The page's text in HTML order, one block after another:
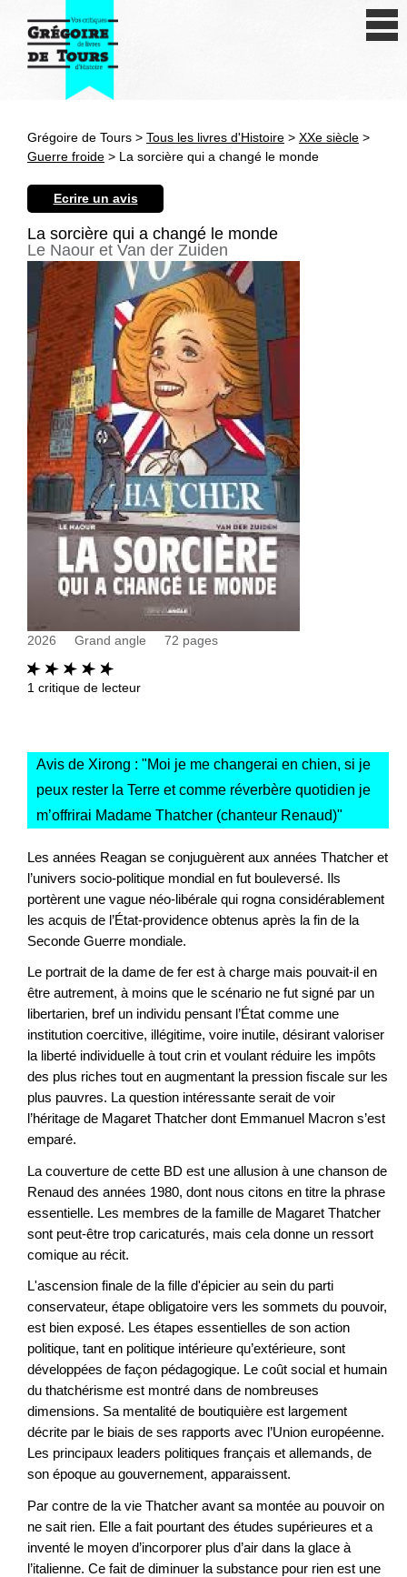
Antiquité
Epoque moderne
Révolution et XIXe siècle
XXe siècle
Autres civilisations
Thématiques
Grégoire de Tours > Tous les livres d'Histoire > XXe siècle >
Guerre froide > La sorcière qui a changé le monde
Ecrire un avis
La sorcière qui a changé le monde
Le Naour et Van der Zuiden
2026 Grand angle 72 pages
1 critique de lecteur
Avis de Xirong : "Moi je me changerai en chien, si je
peux rester la Terre et comme réverbère quotidien je
m’offrirai Madame Thatcher (chanteur Renaud)"
Les années Reagan se conjuguèrent aux années Thatcher et
l’univers socio-politique mondial en fut bouleversé. Ils
portèrent une vague néo-libérale qui rogna considérablement
les acquis de l’État-providence obtenus après la fin de la
Seconde Guerre mondiale.
Le portrait de la dame de fer est à charge mais pouvait-il en
être autrement, à moins que le scénario ne fut signé par un
libertarien, bref un individu pensant l’État comme une
institution coercitive, illégitime, voire inutile, désirant valoriser
la liberté individuelle à tout crin et voulant réduire les impôts
des plus riches tout en augmentant la pression fiscale sur les
plus pauvres. La question intéressante serait de voir
l’héritage de Magaret Thatcher dont Emmanuel Macron s’est
emparé.
La couverture de cette BD est une allusion à une chanson de
Renaud des années 1980, dont nous citons en titre la phrase
essentielle. Les membres de la famille de Magaret Thatcher
sont peut-être trop caricaturés, mais cela donne un ressort
comique au récit.
L'ascension finale de la fille d'épicier au sein du parti
conservateur, étape obligatoire vers les sommets du pouvoir,
est bien exposé. Les étapes essentielles de son action
politique, tant en politique intérieure qu’extérieure, sont
développées de façon pédagogique. Le coût social et humain
du thatchérisme est montré dans de nombreuses
dimensions. Sa mentalité de boutiquière est largement
décrite par le biais de ses rapports avec l’Union européenne.
Les principaux leaders politiques français et allemands, de
son époque au gouvernement, apparaissent.
Par contre de la vie Thatcher avant sa montée au pouvoir on
ne sait rien. Elle a fait pourtant des études supérieures et a
inventé le moyen d’incorporer plus d’air dans la glace à
l’italienne. Ce fait de diminuer la substance pour rien est une